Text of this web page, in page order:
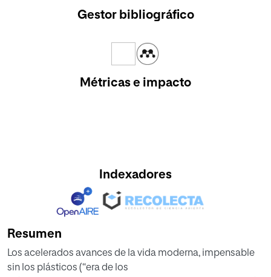
Gestor bibliográfico
Métricas e impacto
Indexadores
Resumen
Los acelerados avances de la vida moderna, impensable
sin los plásticos (“era de los